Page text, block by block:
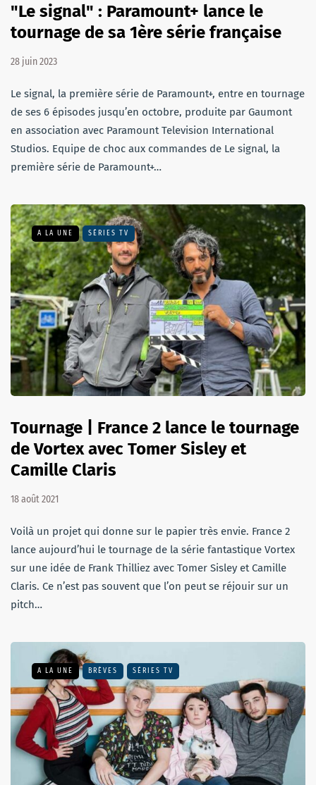
"Le signal" : Paramount+ lance le
tournage de sa 1ère série française
28 juin 2023
Le signal, la première série de Paramount+, entre en tournage
de ses 6 épisodes jusqu’en octobre, produite par Gaumont
en association avec Paramount Television International
Studios. Equipe de choc aux commandes de Le signal, la
première série de Paramount+…
A LA UNE SÉRIES TV
Tournage | France 2 lance le tournage
de Vortex avec Tomer Sisley et
Camille Claris
18 août 2021
Voilà un projet qui donne sur le papier très envie. France 2
lance aujourd’hui le tournage de la série fantastique Vortex
sur une idée de Frank Thilliez avec Tomer Sisley et Camille
Claris. Ce n’est pas souvent que l’on peut se réjouir sur un
pitch…
A LA UNE BRÈVES SÉRIES TV